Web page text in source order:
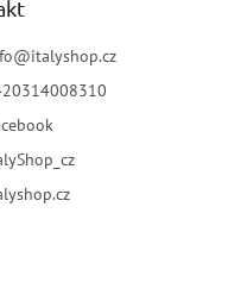
@italyshop.cz